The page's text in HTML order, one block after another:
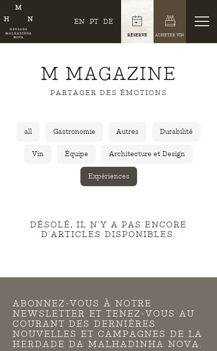
EN PT DE
RÉSERVE ACHETER VIN
M MAGAZINE
PARTAGER DES ÉMOTIONS
all Gastronomie Autres Durabilité
Vin Équipe Architecture et Design
Expériences
DÉSOLÉ, IL N'Y A PAS ENCORE
D'ARTICLES DISPONIBLES.
ABONNEZ-VOUS À NOTRE
NEWSLETTER ET TENEZ-VOUS AU
COURANT DES DERNIÈRES
NOUVELLES ET CAMPAGNES DE LA
HERDADE DA MALHADINHA NOVA.